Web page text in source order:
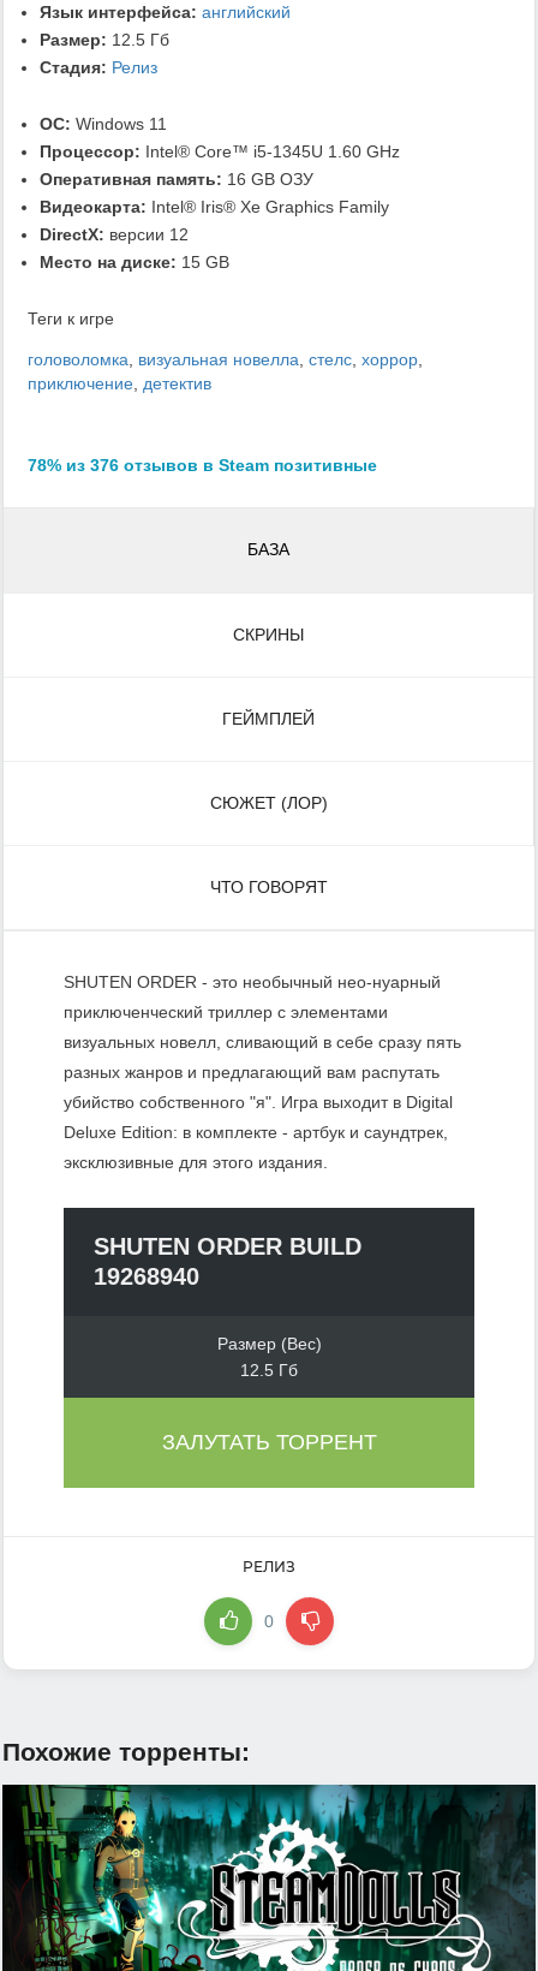
Язык интерфейса: английский
Размер: 12.5 Гб
Стадия: Релиз
ОС: Windows 11
Процессор: Intel® Core™ i5-1345U 1.60 GHz
Оперативная память: 16 GB ОЗУ
Видеокарта: Intel® Iris® Xe Graphics Family
DirectX: версии 12
Место на диске: 15 GB
Теги к игре
головоломка визуальная новелла стелс хоррор
приключение детектив
78% из 376 отзывов в Steam позитивные
БАЗА
СКРИНЫ
ГЕЙМПЛЕЙ
СЮЖЕТ (ЛОР)
ЧТО ГОВОРЯТ
SHUTEN ORDER - это необычный нео-нуарный
приключенческий триллер с элементами
визуальных новелл, сливающий в себе сразу пять
разных жанров и предлагающий вам распутать
убийство собственного "я". Игра выходит в Digital
Deluxe Edition: в комплекте - артбук и саундтрек,
эксклюзивные для этого издания.
SHUTEN ORDER BUILD
19268940
Размер (Вес)
12.5 Гб
ЗАЛУТАТЬ ТОРРЕНТ
РЕЛИЗ
0
Похожие торренты: